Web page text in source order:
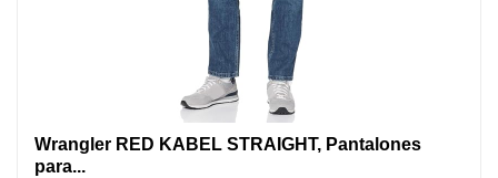
Wrangler RED KABEL STRAIGHT, Pantalones
para...